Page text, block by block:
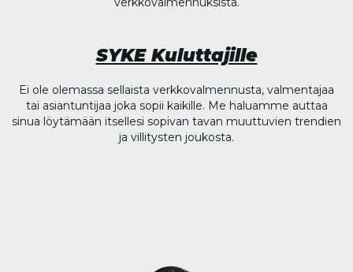
SYKE Kuluttajille
Ei ole olemassa sellaista verkkovalmennusta, valmentajaa
tai asiantuntijaa joka sopii kaikille. Me haluamme auttaa
sinua löytämään itsellesi sopivan tavan muuttuvien trendien
ja villitysten joukosta.